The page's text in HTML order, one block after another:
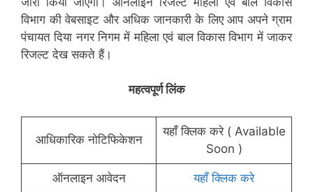
विभाग की वेबसाइट और अधिक जानकारी के लिए आप अपने ग्राम
पंचायत दिया नगर निगम में महिला एवं बाल विकास विभाग में जाकर
रिजल्ट देख सकते हैं।
महत्वपूर्ण लिंक
आधिकारिक नोटिफिकेशन
यहाँ क्लिक करे ( Available
Soon )
ऑनलाइन आवेदन यहाँ क्लिक करे